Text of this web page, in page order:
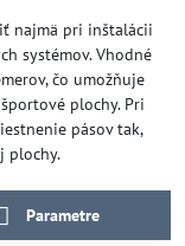
najmä pri inštalácii
systémov. Vhodné
čo umožňuje
plochy. Pri
pásov tak,
plochy.
Parametre